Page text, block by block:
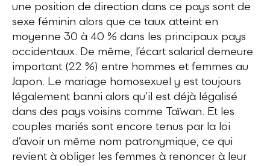
une position de direction dans ce pays sont de
sexe féminin alors que ce taux atteint en
moyenne 30 à 40 % dans les principaux pays
occidentaux. De même, l’écart salarial demeure
important (22 %) entre hommes et femmes au
Japon. Le mariage homosexuel y est toujours
légalement banni alors qu’il est déjà légalisé
dans des pays voisins comme Taïwan. Et les
couples mariés sont encore tenus par la loi
d’avoir un même nom patronymique, ce qui
revient à obliger les femmes à renoncer à leur